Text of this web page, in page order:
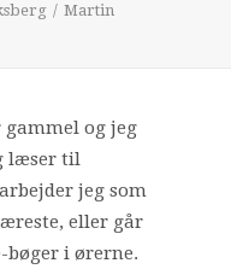
Martin
gammel og jeg
læser til
jeg som
eller går
bøger i ørerne.